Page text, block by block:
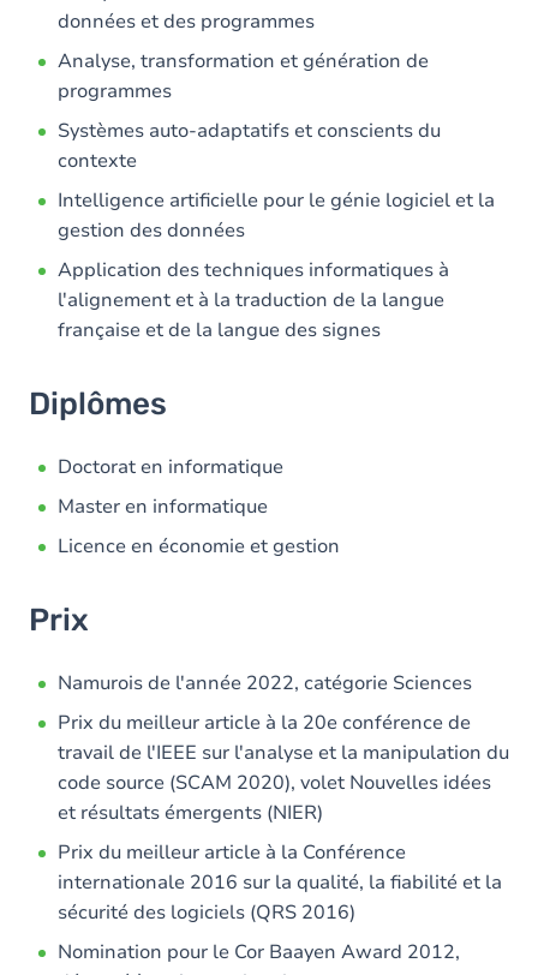
données et des programmes
Analyse, transformation et génération de
programmes
Systèmes auto-adaptatifs et conscients du
contexte
Intelligence artificielle pour le génie logiciel et la
gestion des données
Application des techniques informatiques à
l'alignement et à la traduction de la langue
française et de la langue des signes
Diplômes
Doctorat en informatique
Master en informatique
Licence en économie et gestion
Prix
Namurois de l'année 2022, catégorie Sciences
Prix du meilleur article à la 20e conférence de
travail de l'IEEE sur l'analyse et la manipulation du
code source (SCAM 2020), volet Nouvelles idées
et résultats émergents (NIER)
Prix du meilleur article à la Conférence
internationale 2016 sur la qualité, la fiabilité et la
sécurité des logiciels (QRS 2016)
Nomination pour le Cor Baayen Award 2012,